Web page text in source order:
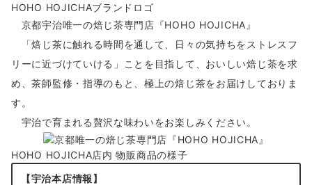
HOHO HOJICHAブランドロゴ
京都宇治唯一の焙じ茶専門店『HOHO HOJICHA』
「焙じ茶に触れる時間を通して、日々の気持ちをストレスフ
リーに近づけていける」ことを目指して、おいしい焙じ茶を求
め、茶師監修・指導のもと、極上の焙じ茶をお届けしておりま
す。
宇治で育まれる贅沢な味わいをお楽しみください。
HOHO HOJICHA店内 物販商品の様子
【宇治本店情報】